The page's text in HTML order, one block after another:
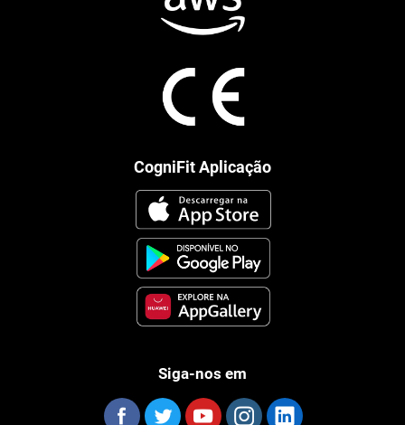
CogniFit Aplicação
Siga-nos em